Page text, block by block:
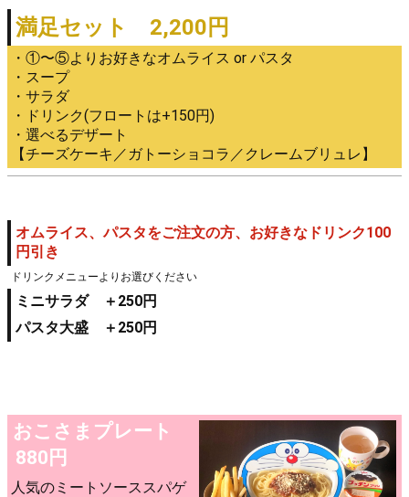
満足セット 2,200円
・①〜⑤よりお好きなオムライス or パスタ
・スープ
・サラダ
・ドリンク(フロートは+150円)
・選べるデザート
【チーズケーキ／ガトーショコラ／クレームブリュレ】
オムライス、パスタをご注文の方、お好きなドリンク100
円引き
ドリンクメニューよりお選びください
ミニサラダ ＋250円
パスタ大盛 ＋250円
おこさまプレート
880円
人気のミートソーススパゲ